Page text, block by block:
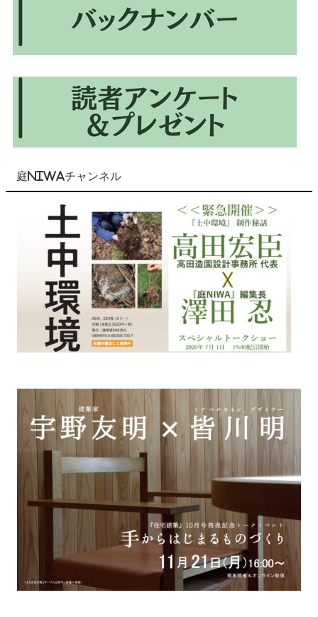
庭NIWAチャンネル